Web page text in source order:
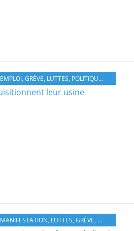
EMPLOI, GRÈVE, LUTTES, POLITIQUE ,
MANIFESTATION, LUTTES, GRÈVE, RETRAITES